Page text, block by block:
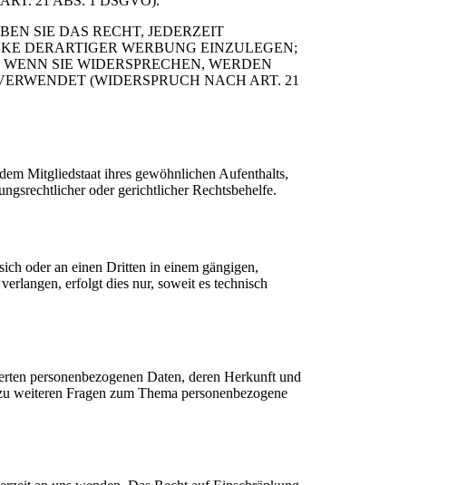
SIE DAS RECHT, JEDERZEIT
DERARTIGER WERBUNG EINZULEGEN;
SIE WIDERSPRECHEN, WERDEN
(WIDERSPRUCH NACH ART. 21
Mitgliedstaat ihres gewöhnlichen Aufenthalts,
oder gerichtlicher Rechtsbehelfe.
oder an einen Dritten in einem gängigen,
erfolgt dies nur, soweit es technisch
personenbezogenen Daten, deren Herkunft und
Fragen zum Thema personenbezogene